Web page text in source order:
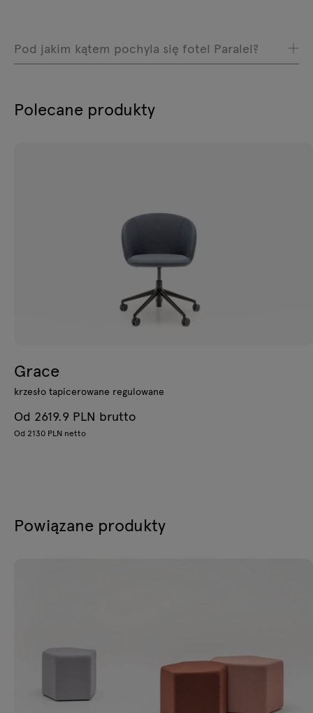
Pod jakim kątem pochyla się fotel Paralel?
Polecane produkty
Grace
krzesło tapicerowane regulowane
Od 2619.9 PLN brutto
Od 2130 PLN netto
Powiązane produkty